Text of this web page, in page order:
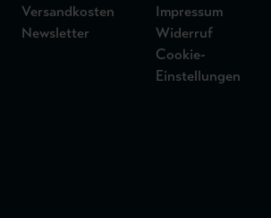
Versandkosten
Newsletter
Impressum
Widerruf
Cookie-
Einstellungen